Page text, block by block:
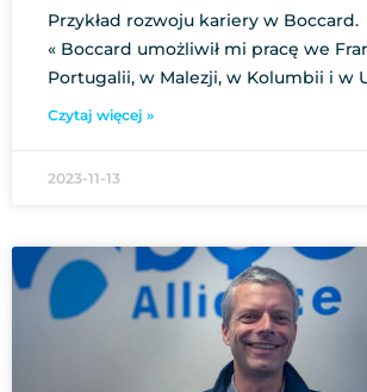
Przykład rozwoju kariery w Boccard.
« Boccard umożliwił mi pracę we
Portugalii, w Malezji, w Kolumbii i w
Czytaj więcej »
2023-11-13